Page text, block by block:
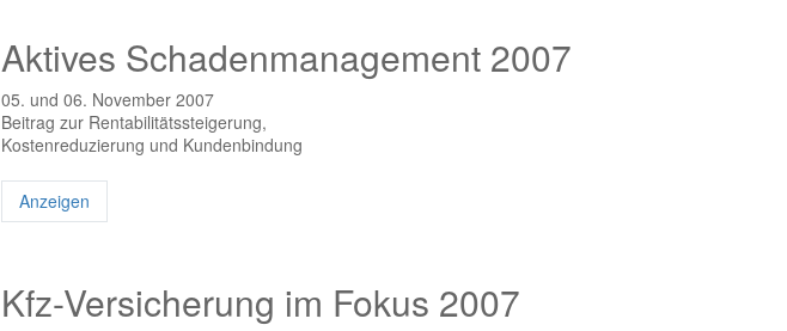
Aktives Schadenmanagement 2007
05. und 06. November 2007
Beitrag zur Rentabilitätssteigerung,
Kostenreduzierung und Kundenbindung
Anzeigen
Kfz-Versicherung im Fokus 2007